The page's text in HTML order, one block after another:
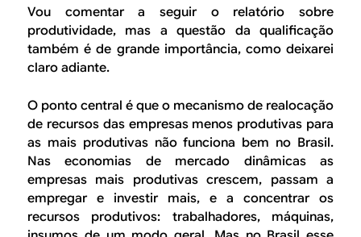
Vou comentar a seguir o relatório sobre
produtividade, mas a questão da qualificação
também é de grande importância, como deixarei
claro adiante.
O ponto central é que o mecanismo de realocação
de recursos das empresas menos produtivas para
as mais produtivas não funciona bem no Brasil.
Nas economias de mercado dinâmicas as
empresas mais produtivas crescem, passam a
empregar e investir mais, e a concentrar os
recursos produtivos: trabalhadores, máquinas,